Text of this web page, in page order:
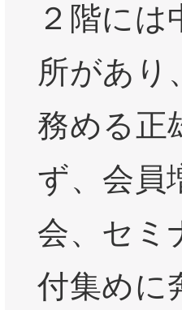
２階には
所があり
務める正
ず、会員
会、セミ
付集めに